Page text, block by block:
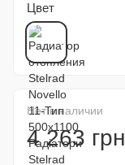
Цвет
Нет в наличии
4 263 грн